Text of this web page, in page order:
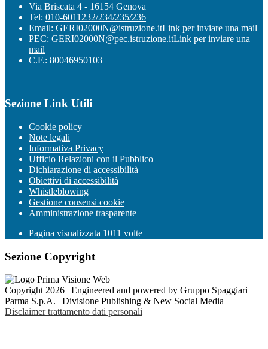
Via Briscata 4 - 16154 Genova
Tel: 010-6011232/234/235/236
Email: GERI02000N@istruzione.itLink per inviare una mail
PEC: GERI02000N@pec.istruzione.itLink per inviare una
mail
C.F.: 80046950103
Sezione Link Utili
Cookie policy
Note legali
Informativa Privacy
Ufficio Relazioni con il Pubblico
Dichiarazione di accessibilità
Obiettivi di accessibilità
Whistleblowing
Gestione consensi cookie
Amministrazione trasparente
Pagina visualizzata 1011 volte
Sezione Copyright
Copyright 2026 | Engineered and powered by Gruppo Spaggiari
Parma S.p.A. | Divisione Publishing & New Social Media
Disclaimer trattamento dati personali